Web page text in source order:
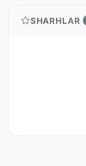
SHARHLAR